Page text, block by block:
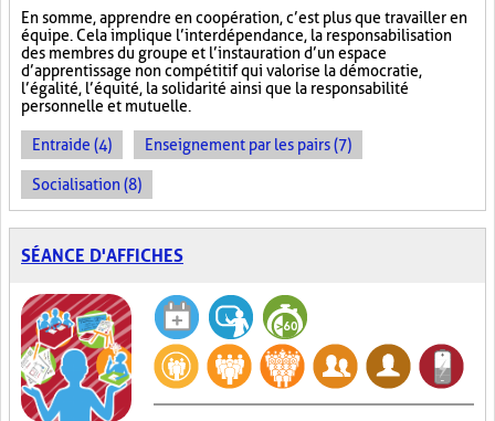
En somme, apprendre en coopération, c’est plus que travailler en
équipe. Cela implique l’interdépendance, la responsabilisation
des membres du groupe et l’instauration d’un espace
d’apprentissage non compétitif qui valorise la démocratie,
l’égalité, l’équité, la solidarité ainsi que la responsabilité
personnelle et mutuelle.
Entraide (4) Enseignement par les pairs (7)
Socialisation (8)
SÉANCE D'AFFICHES